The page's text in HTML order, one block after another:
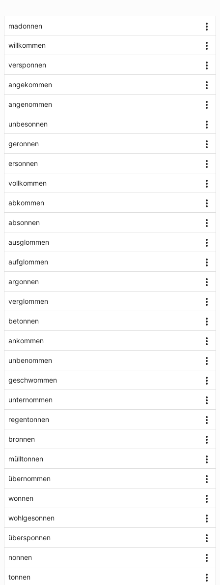
madonnen
willkommen
versponnen
angekommen
angenommen
unbesonnen
geronnen
ersonnen
vollkommen
abkommen
absonnen
ausglommen
aufglommen
argonnen
verglommen
betonnen
ankommen
unbenommen
geschwommen
unternommen
regentonnen
bronnen
mülltonnen
übernommen
wonnen
wohlgesonnen
übersponnen
nonnen
tonnen